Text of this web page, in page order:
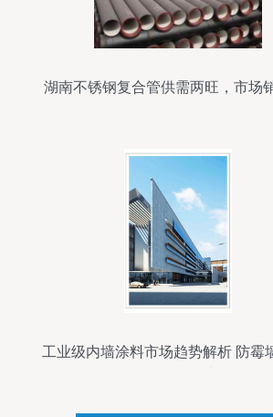
湖南不锈钢复合管供需两旺，市场
工业级内墙涂料市场趋势解析 防霉